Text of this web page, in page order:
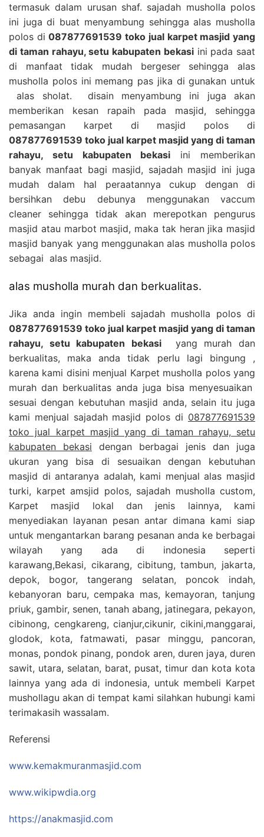
termasuk dalam urusan shaf. sajadah musholla polos
ini juga di buat menyambung sehingga alas musholla
polos di087877691539 toko jual karpet masjid yang
di taman rahayu, setu kabupaten bekasiini pada saat
di manfaat tidak mudah bergeser sehingga alas
musholla polos ini memang pas jika di gunakan untuk
alas sholat. disain menyambung ini juga akan
memberikan kesan rapaih pada masjid, sehingga
pemasangan karpet di masjid polos di
087877691539 toko jual karpet masjid yang di taman
rahayu, setu kabupaten bekasi ini memberikan
banyak manfaat bagi masjid, sajadah masjid ini juga
mudah dalam hal peraatannya cukup dengan di
bersihkan debu debunya menggunakan vaccum
cleaner sehingga tidak akan merepotkan pengurus
masjid atau marbot masjid, maka tak heran jika masjid
masjid banyak yang menggunakan alas musholla polos
sebagai alas masjid.
alas musholla murah dan berkualitas.
Jika anda ingin membeli sajadah musholla polos di
087877691539 toko jual karpet masjid yang di taman
rahayu, setu kabupaten bekasi yang murah dan
berkualitas, maka anda tidak perlu lagi bingung ,
karena kami disini menjual Karpet musholla polos yang
murah dan berkualitas anda juga bisa menyesuaikan
sesuai dengan kebutuhan masjid anda, selain itu juga
kami menjual sajadah masjid polos di 087877691539
toko jual karpet masjid yang di taman rahayu, setu
kabupaten bekasi dengan berbagai jenis dan juga
ukuran yang bisa di sesuaikan dengan kebutuhan
masjid di antaranya adalah, kami menjual alas masjid
turki, karpet amsjid polos, sajadah musholla custom,
Karpet masjid lokal dan jenis lainnya, kami
menyediakan layanan pesan antar dimana kami siap
untuk mengantarkan barang pesanan anda ke berbagai
wilayah yang ada di indonesia seperti
karawang,Bekasi, cikarang, cibitung, tambun, jakarta,
depok, bogor, tangerang selatan, poncok indah,
kebanyoran baru, cempaka mas, kemayoran, tanjung
priuk, gambir, senen, tanah abang, jatinegara, pekayon,
cibinong, cengkareng, cianjur,cikunir, cikini,manggarai,
glodok, kota, fatmawati, pasar minggu, pancoran,
monas, pondok pinang, pondok aren, duren jaya, duren
sawit, utara, selatan, barat, pusat, timur dan kota kota
lainnya yang ada di indonesia, untuk membeli Karpet
mushollagu akan di tempat kami silahkan hubungi kami
terimakasih wassalam.
Referensi
www.kemakmuranmasjid.com
www.wikipwdia.org
https://anakmasjid.com